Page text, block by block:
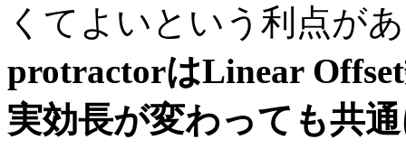
くてよいという利点
protractorはLinear
実効長が変わっても共